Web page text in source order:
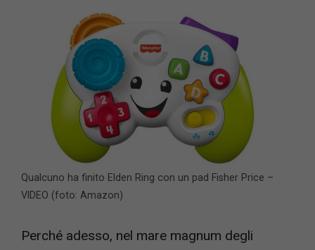
Qualcuno ha finito Elden Ring con un pad Fisher Price –
VIDEO (foto: Amazon)
Perché adesso, nel mare magnum degli